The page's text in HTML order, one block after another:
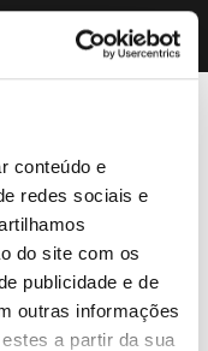
conteúdo e
redes sociais e
do site com os
publicidade e de
outras informações
a partir da sua